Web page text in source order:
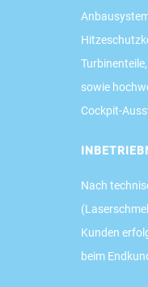
sowie
Cockpit-
Nach
Kunden
beim